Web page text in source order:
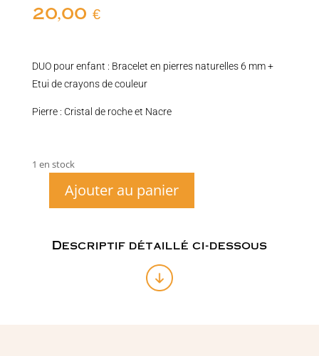
20,00 €
DUO pour enfant : Bracelet en pierres naturelles 6 mm +
Etui de crayons de couleur
Pierre : Cristal de roche et Nacre
1 en stock
quantité
enfant
Ajouter au panier
Descriptif détaillé ci-dessous